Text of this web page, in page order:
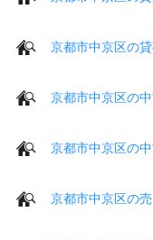
京都市中京区の
京都市中京区の
京都市中京区の
京都市中京区の